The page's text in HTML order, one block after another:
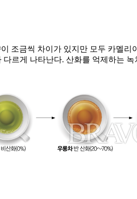
조금씩 차이가 있지만 모두 카멜리
르게 나타난다. 산화를 억제하는